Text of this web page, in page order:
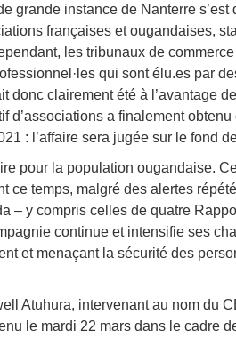
grande instance de Nanterre
françaises et ougandaises,
les tribunaux de
·les qui sont élu.es par
donc clairement été à l’avantage
d’associations a finalement
: l’affaire sera jugée sur le fond
pour la population ougandaise.
ce temps, malgré des alertes
– y compris celles de quatre
continue et intensifie ses
et menaçant la sécurité des
Atuhura, intervenant au nom du
le mardi 22 mars dans le cadre